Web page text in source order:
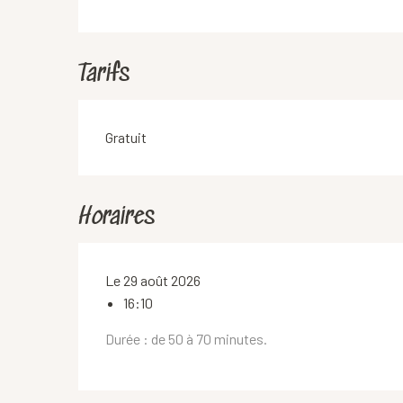
Tarifs
Gratuit
Horaires
Le 29 août 2026
16:10
Durée : de 50 à 70 minutes.